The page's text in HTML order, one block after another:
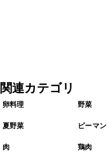
関連カテゴリ
卵料理 野菜
夏野菜 ピーマン
肉 鶏肉